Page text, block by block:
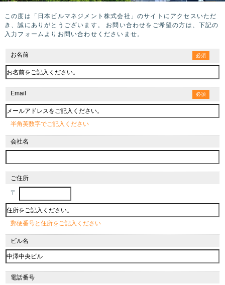
この度は「日本ビルマネジメント株式会社」のサイトにアクセスいただ
き、誠にありがとうございます。
お問い合わせをご希望の方は、下記の
入力フォームよりお問い合わせくださいませ。
お名前 必須
Email 必須
半角英数字でご記入ください
会社名
ご住所
〒
郵便番号と住所をご記入ください
ビル名
電話番号